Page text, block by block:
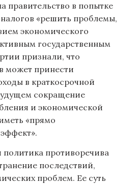
правительство в попытке
«решить проблемы,
экономического
государственным
признали, что
может принести
в краткосрочной
сокращение
и экономической
«прямо
противоречива
последствий,
проблем. Ее суть